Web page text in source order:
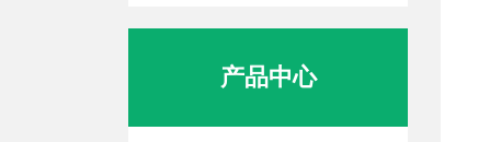
产品中心